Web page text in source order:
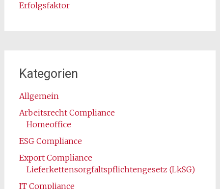
Erfolgsfaktor
Kategorien
Allgemein
Arbeitsrecht Compliance
Homeoffice
ESG Compliance
Export Compliance
Lieferkettensorgfaltspflichtengesetz (LkSG)
IT Compliance